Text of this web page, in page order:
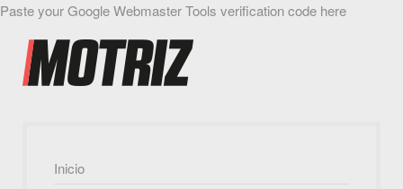
Paste your Google Webmaster Tools verification code here
Inicio